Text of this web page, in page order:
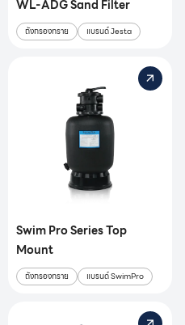
WL-ADG Sand Filter
ถังกรองทราย แบรนด์ Jesta
Swim Pro Series Top
Mount
ถังกรองทราย แบรนด์ SwimPro